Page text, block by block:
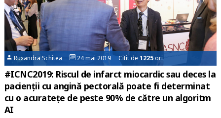
Ruxandra Schitea 24 mai 2019 Citit de1225ori
#ICNC2019: Riscul de infarct miocardic sau deces la
pacienții cu angină pectorală poate fi determinat
cu o acuratețe de peste 90% de către un algoritm
AI